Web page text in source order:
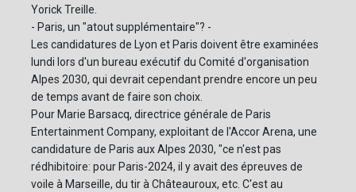
Yorick Treille.
- Paris, un "atout supplémentaire"? -
Les candidatures de Lyon et Paris doivent être examinées
lundi lors d'un bureau exécutif du Comité d'organisation
Alpes 2030, qui devrait cependant prendre encore un peu
de temps avant de faire son choix.
Pour Marie Barsacq, directrice générale de Paris
Entertainment Company, exploitant de l'Accor Arena, une
candidature de Paris aux Alpes 2030, "ce n'est pas
rédhibitoire: pour Paris-2024, il y avait des épreuves de
voile à Marseille, du tir à Châteauroux, etc. C'est au